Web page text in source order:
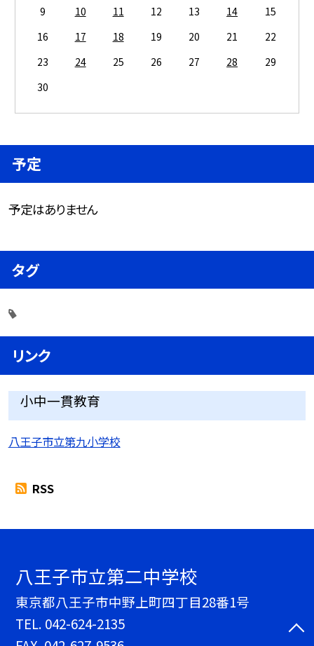
9
10 11 12 13 14
15
16
17 18 19 20 21
22
23
24 25 26 27 28
29
30
予定
予定はありません
タグ
リンク
小中一貫教育
八王子市立第九小学校
RSS
八王子市立第二中学校
東京都八王子市中野上町四丁目28番1号
TEL. 042-624-2135